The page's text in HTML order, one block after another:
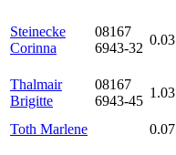
Steinecke
Corinna
08167
6943-32
0.03
Thalmair
Brigitte
08167
6943-45
1.03
Toth Marlene
0.07